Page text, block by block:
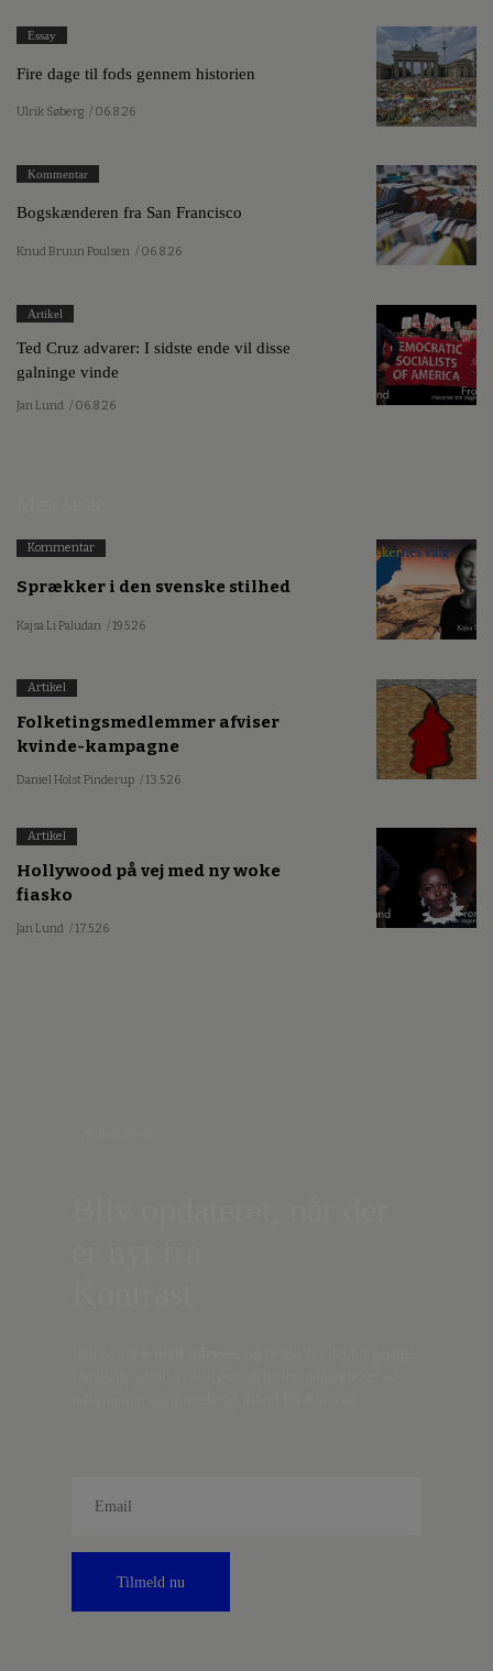
Essay
Fire dage til fods gennem historien
Ulrik Søberg / 06.8.26
Kommentar
Bogskænderen fra San Francisco
Knud Bruun Poulsen / 06.8.26
Artikel
Ted Cruz advarer: I sidste ende vil disse
galninge vinde
Jan Lund / 06.8.26
Kommentar
Sprækker i den svenske stilhed
Kajsa Li Paludan / 19.5.26
Artikel
Folketingsmedlemmer afviser
kvinde-kampagne
Daniel Holst Pinderup / 13.5.26
Artikel
Hollywood på vej med ny woke
fiasko
Jan Lund / 17.5.26
Tilmeld nu